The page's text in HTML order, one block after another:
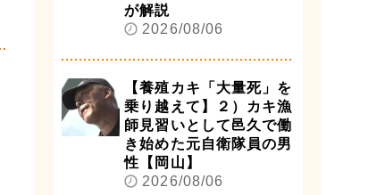
が解説
2026/08/06
【養殖カキ「大量死」を
乗り越えて】２）カキ漁
師見習いとして邑久で働
き始めた元自衛隊員の男
性【岡山】
2026/08/06